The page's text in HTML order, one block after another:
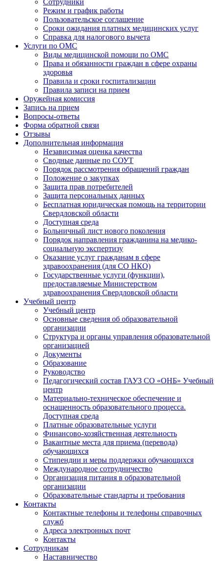
Сотрудники
Режим и график работы
Пользовательское соглашение
Сроки ожидания платных медицинских услуг
Справка для налогового вычета
Услуги по ОМС
Виды медицинской помощи по ОМС
Права и обязанности граждан в сфере охраны
здоровья
Правила и сроки госпитализации
Правила записи на прием
Оружейная комиссия
Запись на прием
Вопросы-ответы
Форма обратной связи
Отзывы
Дополнительная информация
Независимая оценка качества
Сводные данные по СОУТ
Порядок рассмотрения обращений граждан
Положение о закупках
Защита прав потребителей
Защита персональных данных
Бесплатная юридическая помощь на территории
Свердловской области
Доступная среда
Больничный лист нового поколения
Порядок направления гражданина на медико-
социальную экспертизу
Оказание услуг гражданам в сфере
здравоохранения (для СО НКО)
Государственные услуги (функции),
предоставляемые Министерством
здравоохранения Свердловской области
Учебный центр
Учебный центр
Основные сведения об образовательной
организации
Структура и органы управления образовательной
организацией
Документы
Образование
Руководство
Педагогический состав ГАУЗ СО «ОНБ» Учебный
центр
Материально-техническое обеспечение и
оснащенность образовательного процесса.
Доступная среда
Платные образовательные услуги
Финансово-хозяйственная деятельность
Вакантные места для приема (перевода)
обучающихся
Стипендии и меры поддержки обучающихся
Международное сотрудничество
Организация питания в образовательной
организации
Образовательные стандарты и требования
Контакты
Контактные телефоны и телефоны справочных
служб
Адреса электронных почт
Контакты
Сотрудникам
Наставничество